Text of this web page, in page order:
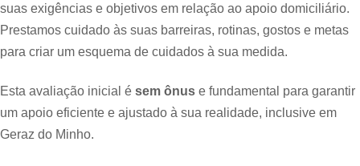
suas exigências e objetivos em relação ao apoio domiciliário.
Prestamos cuidado às suas barreiras, rotinas, gostos e metas
para criar um esquema de cuidados à sua medida.
Esta avaliação inicial é sem ônus e fundamental para garantir
um apoio eficiente e ajustado à sua realidade, inclusive em
Geraz do Minho.